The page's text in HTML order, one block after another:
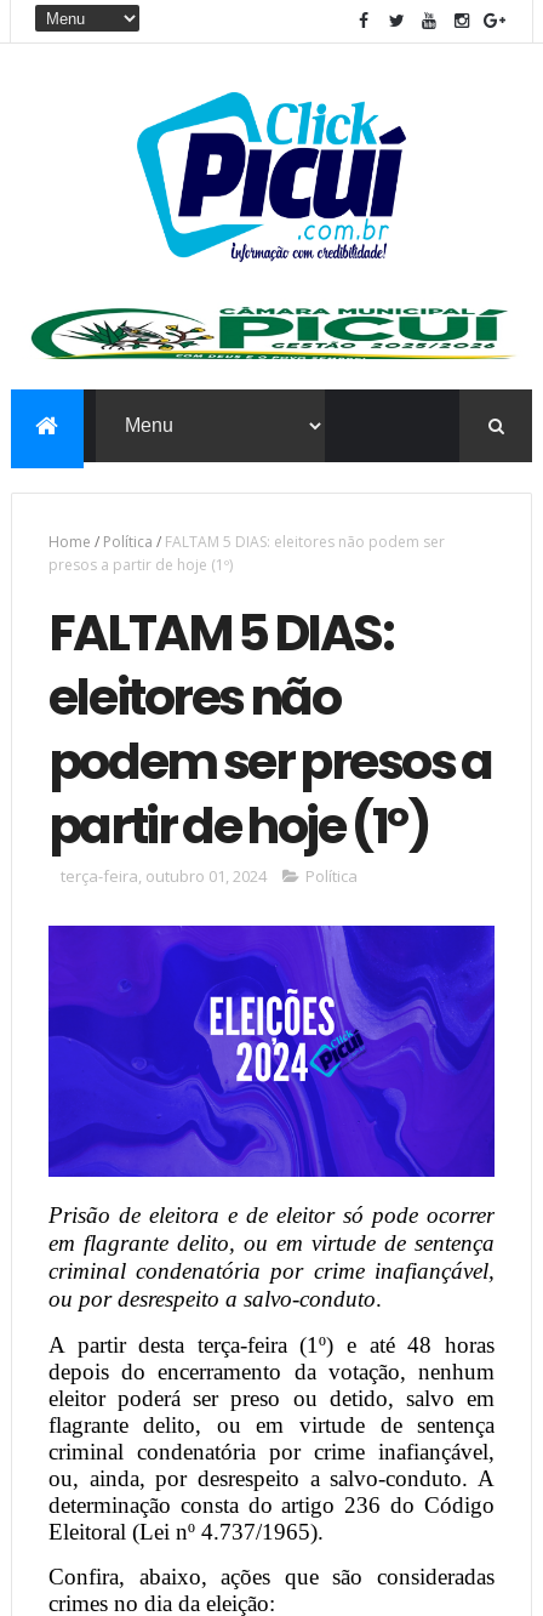
Home / Política / FALTAM 5 DIAS: eleitores não podem ser
presos a partir de hoje (1º)
FALTAM 5 DIAS:
eleitores não
podem ser presos a
partir de hoje (1º)
terça-feira, outubro 01, 2024 Política
Prisão de eleitora e de eleitor só pode ocorrer
em flagrante delito, ou em virtude de sentença
criminal condenatória por crime inafiançável,
ou por desrespeito a salvo-conduto.
A partir desta terça-feira (1º) e até 48 horas
depois do encerramento da votação, nenhum
eleitor poderá ser preso ou detido, salvo em
flagrante delito, ou em virtude de sentença
criminal condenatória por crime inafiançável,
ou, ainda, por desrespeito a salvo-conduto. A
determinação consta do artigo 236 do Código
Eleitoral (Lei nº 4.737/1965).
Confira, abaixo, ações que são consideradas
crimes no dia da eleição: